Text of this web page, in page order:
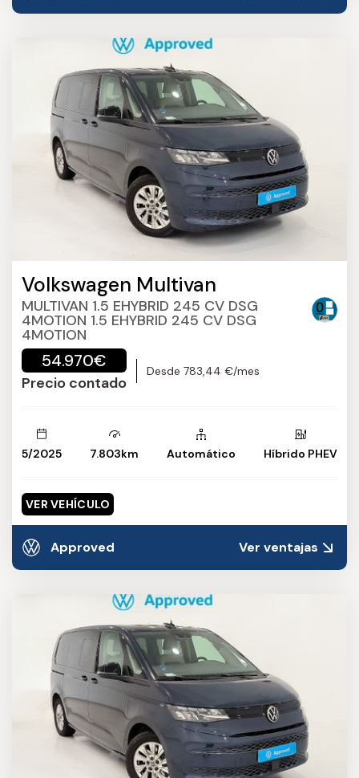
Volkswagen Multivan
MULTIVAN 1.5 EHYBRID 245 CV DSG
4MOTION 1.5 EHYBRID 245 CV DSG
4MOTION
54.970€
Precio contado
Desde 783,44 €/mes
5/2025 7.803km Automático Híbrido PHEV
VER VEHÍCULO
Approved Ver ventajas